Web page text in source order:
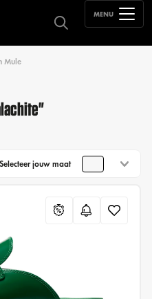
MENU
Mule
Selecteer jouw maat